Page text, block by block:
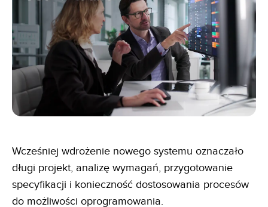
Wcześniej wdrożenie nowego systemu oznaczało
długi projekt, analizę wymagań, przygotowanie
specyfikacji i konieczność dostosowania procesów
do możliwości oprogramowania.